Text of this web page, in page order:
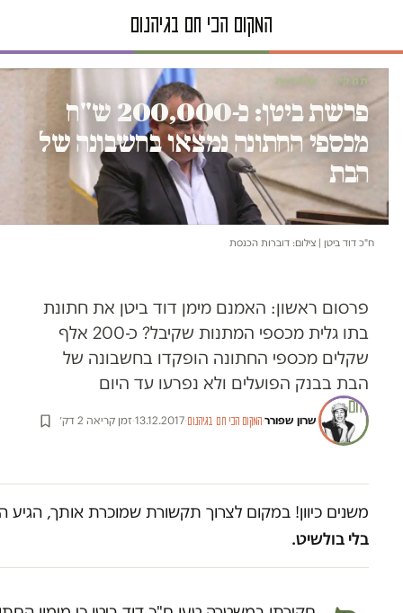
תחקיר · שחיתות
פרשת ביטן: כ-200,000 ש"ח
מכספי החתונה נמצאו בחשבונה של
הבת
ח"כ דוד ביטן | צילום: דוברות הכנסת
פרסום ראשון: האמנם מימן דוד ביטן את חתונת
בתו גלית מכספי המתנות שקיבל? כ-200 אלף
שקלים מכספי החתונה הופקדו בחשבונה של
הבת בבנק הפועלים ולא נפרעו עד היום
שרון שפורר·המקום הכי חם בגיהנום·
13.12.2017
·זמן קריאה 2 דק׳
משנים כיוון! במקום לצרוך תקשורת שמוכרת אותך, הגיע
בלי בולשיט.